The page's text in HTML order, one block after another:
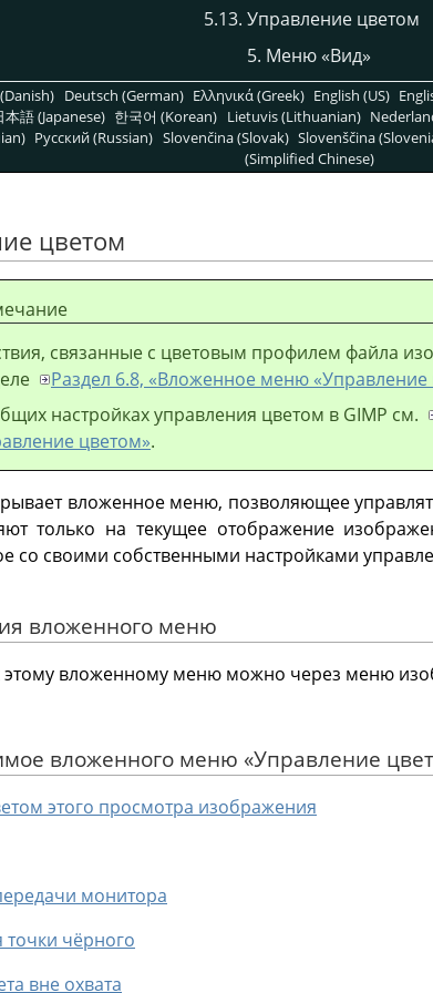
5.13. Управление цветом
5. Меню «Вид»
Deutsch (German) Ελληνικά (Greek) English (US)
本語 (Japanese) 한국어 (Korean) Lietuvis (Lithuanian)
Pусский (Russian) Slovenčina (Slovak) Slovenščina
(Simplified Chinese)
цветом
связанные с цветовым профилем файла
Раздел 6.8, «Вложенное меню «Управление
настройках управления цветом в GIMP см.
цветом».
вложенное меню, позволяющее
только на текущее отображение
со своими собственными настройками
вложенного меню
этому вложенному меню можно через меню
вложенного меню «Управление
этого просмотра изображения
монитора
чёрного
вне охвата